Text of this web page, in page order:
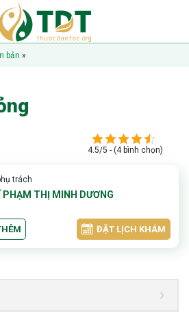
bản »
4.5/5 - (4 bình chọn)
trách
PHẠM THỊ MINH DƯƠNG
ĐẶT LỊCH KHÁM